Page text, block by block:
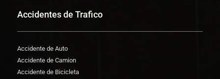
Accidentes de Trafico
Accidente de Auto
Accidente de Camion
Accidente de Bicicleta